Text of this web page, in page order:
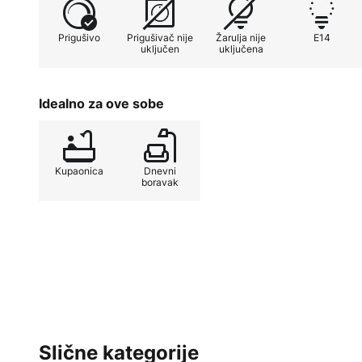
Prigušivo
Prigušivač nije
uključen
Žarulja nije
uključena
E14
Idealno za ove sobe
Kupaonica
Dnevni
boravak
Slične kategorije